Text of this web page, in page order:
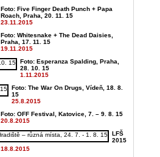
Foto: Five Finger Death Punch + Papa
Roach, Praha, 20. 11. 15
23.11.2015
Foto: Whitesnake + The Dead Daisies,
Praha, 17. 11. 15
19.11.2015
Foto: Esperanza Spalding, Praha,
28. 10. 15
1.11.2015
Foto: The War On Drugs, Vídeň, 18. 8.
15
25.8.2015
Foto: OFF Festival, Katovice, 7. – 9. 8. 15
20.8.2015
LFŠ
2015
18.8.2015